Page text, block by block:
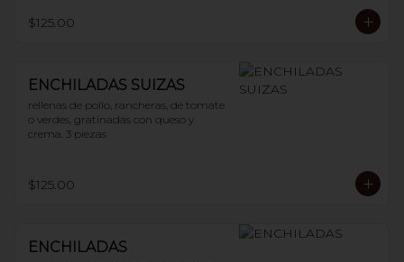
$125.00
ENCHILADAS SUIZAS
rellenas de pollo, rancheras, de tomate
o verdes, gratinadas con queso y
crema. 3 piezas
$125.00
ENCHILADAS